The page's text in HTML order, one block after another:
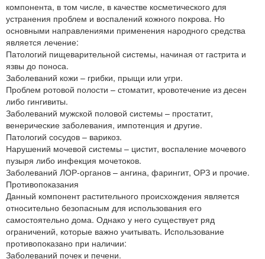
компонента, в том числе, в качестве косметического для
устранения проблем и воспалений кожного покрова. Но
основными направлениями применения народного средства
является лечение:
Патологий пищеварительной системы, начиная от гастрита и
язвы до поноса.
Заболеваний кожи – грибки, прыщи или угри.
Проблем ротовой полости – стоматит, кровотечение из десен
либо гингивиты.
Заболеваний мужской половой системы – простатит,
венерические заболевания, импотенция и другие.
Патологий сосудов – варикоз.
Нарушений мочевой системы – цистит, воспаление мочевого
пузыря либо инфекция мочетоков.
Заболеваний ЛОР-органов – ангина, фарингит, ОРЗ и прочие.
Противопоказания
Данный компонент растительного происхождения является
относительно безопасным для использования его
самостоятельно дома. Однако у него существует ряд
ограничений, которые важно учитывать. Использование
противопоказано при наличии:
Заболеваний почек и печени.